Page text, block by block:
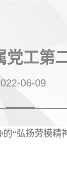
工第
06-09
“弘扬劳模